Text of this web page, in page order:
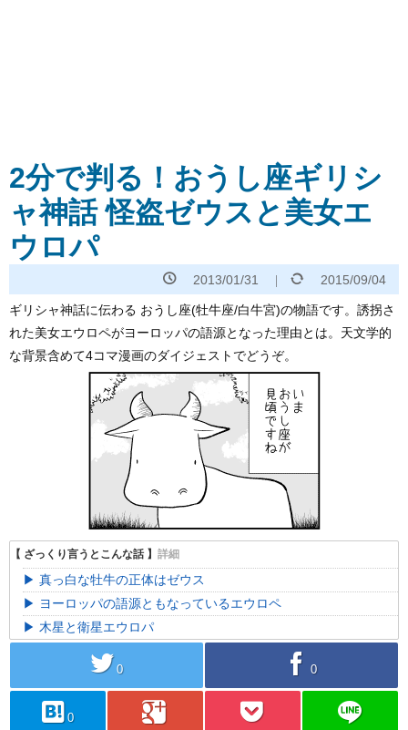
2分で判る！おうし座ギリシ
ャ神話 怪盗ゼウスと美女エ
ウロパ
2013/01/31 2015/09/04
ギリシャ神話に伝わる おうし座(牡牛座/白牛宮)の物語です。誘拐さ
れた美女エウロペがヨーロッパの語源となった理由とは。天文学的
な背景含めて4コマ漫画のダイジェストでどうぞ。
真っ白な牡牛の正体はゼウス
ヨーロッパの語源ともなっているエウロペ
木星と衛星エウロパ
twitter 0 facebook 0
hatebu 0 googleplus pocket line